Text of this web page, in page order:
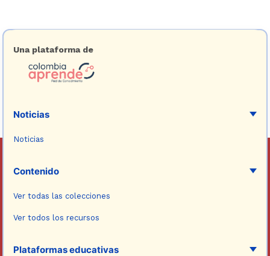
Una plataforma de
Noticias
Noticias
Contenido
Ver todas las colecciones
Ver todos los recursos
Plataformas educativas